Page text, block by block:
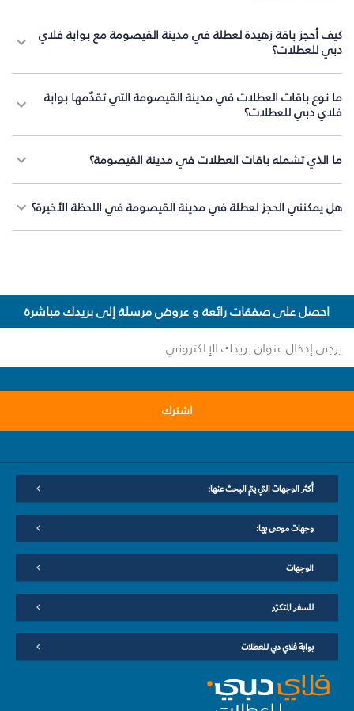
كيف أحجز باقة زهيدة لعطلة في مدينة القيصومة مع بوابة فلاي
دبي للعطلات؟
ما نوع باقات العطلات في مدينة القيصومة التي تقدّمها بوابة
فلاي دبي للعطلات؟
ما الذي تشمله باقات العطلات في مدينة القيصومة؟
هل يمكنني الحجز لعطلة في مدينة القيصومة في اللحظة الأخيرة؟
احصل على صفقات رائعة و عروض مرسلة إلى بريدك مباشرة
اشترك
أكثر الوجهات التي يتم البحث عنها:
وجهات موصى بها:
الوجهات
للسفر المتكرّر
بوابة فلاي دبي للعطلات